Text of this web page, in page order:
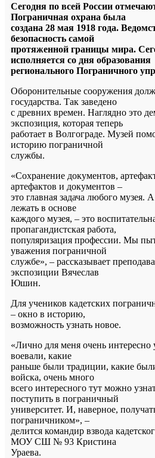
Сегодня по всей России
Пограничная охрана была
создана 28 мая 1918 года.
безопасность самой
протяженной границы мира.
исполняется со дня образования
регионального Пограничного
Оборонительные сооружения
государства. Так заведено
с древних времен. Наглядно это
экспозиция, которая теперь
работает в Волгограде. Музей
историю пограничной
службы.
«Сохранение документов,
артефактов и документов –
это главная задача любого музея.
лежать в основе
каждого музея, – это
пропагандистская работа,
популяризация профессии. Мы
уважения пограничной
службе», – рассказывает
экспозиции Вячеслав
Юшин.
Для учеников кадетских
– окно в историю,
возможность узнать новое.
«Лично для меня очень интересно
воевали, какие
раньше были традиции, какие
войска, очень много
всего интересного тут можно
поступить в пограничный
университет. И, наверное,
пограничником», –
делится командир взвода
МОУ СШ № 93 Кристина
Ураева.